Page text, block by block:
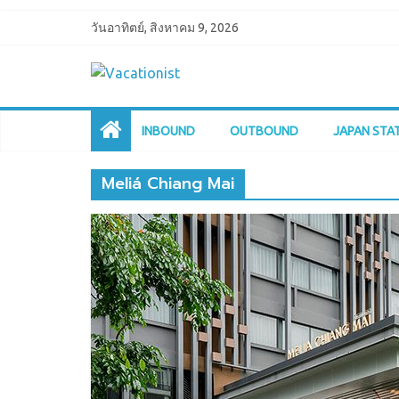
วันอาทิตย์, สิงหาคม 9, 2026
INBOUND OUTBOUND JAPAN
Meliá Chiang Mai